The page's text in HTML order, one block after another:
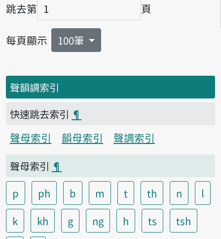
跳去第
頁碼
頁
每頁顯示 100筆
聲韻調索引
快速跳去索引 ¶
聲母索引
韻母索引
聲調索引
聲母索引 ¶
p
ph b m t th n
l
k
kh g ng h ts
tsh